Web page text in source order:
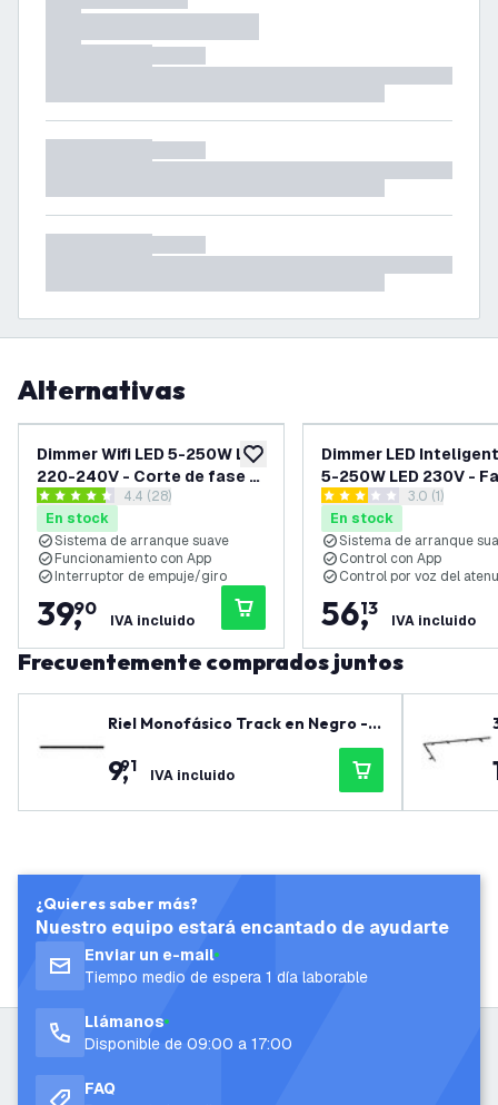
Alternativas
añadir a lista de deseos
Dimmer Wifi LED 5-250W LED
220-240V - Corte de fase -
Universal - Completo
abrir el panel de reseñas
4.4 estrellas de puntuación
4.4 (28)
En stock
Sistema de arranque suave
Funcionamiento con App
Interruptor de empuje/giro
39,
90
IVA incluido
Dimmer LED
5-250W LED 230V -
Encendido/Corte -
Universal
abrir el panel
3 estrellas de puntuación
3.0 (1)
En stock
Sistema de arranque
Control con App
Control por voz del
56,
13
IVA incluido
Frecuentemente comprados juntos
Riel Monofásico Track en Negro - 1
9,
91 IVA incluido
¿Quieres saber más?
Nuestro equipo estará encantado de ayudarte
Enviar un e-mail
Tiempo medio de espera 1 día laborable
Llámanos
Disponible de 09:00 a 17:00
FAQ